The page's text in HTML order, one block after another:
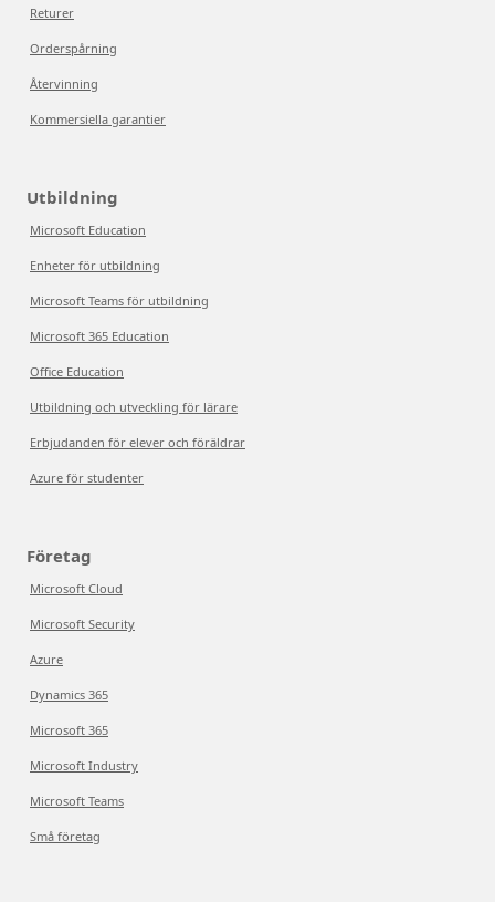
Returer
Orderspårning
Återvinning
Kommersiella garantier
Utbildning
Microsoft Education
Enheter för utbildning
Microsoft Teams för utbildning
Microsoft 365 Education
Office Education
Utbildning och utveckling för lärare
Erbjudanden för elever och föräldrar
Azure för studenter
Företag
Microsoft Cloud
Microsoft Security
Azure
Dynamics 365
Microsoft 365
Microsoft Industry
Microsoft Teams
Små företag